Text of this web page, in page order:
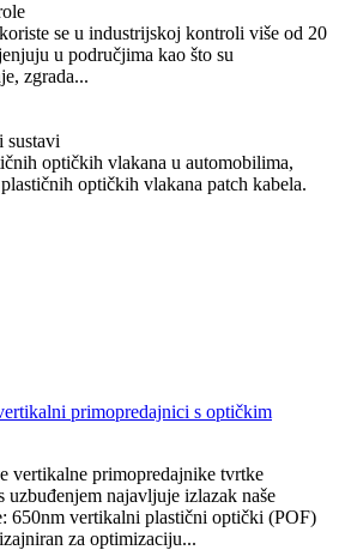
se u industrijskoj kontroli više od 20
u područjima kao što su
zgrada...
sustavi
optičkih vlakana u automobilima,
optičkih vlakana patch kabela.
primopredajnici s optičkim
vertikalne primopredajnike tvrtke
najavljuje izlazak naše
650nm vertikalni plastični optički (POF)
za optimizaciju...